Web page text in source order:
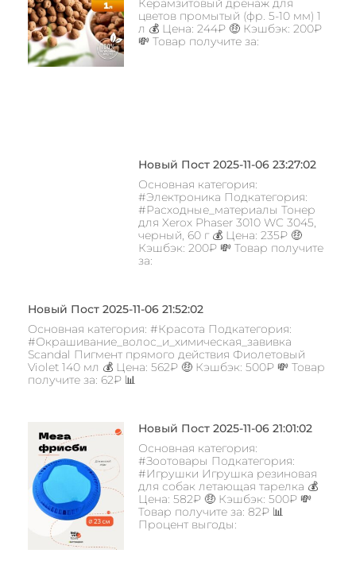
цветов промытый (фр. 5-10 мм) 1
л 💰 Цена: 244₽ 🤑 Кэшбэк: 200₽
💸 Товар получите за:
Новый Пост 2025-11-06 23:27:02
Основная категория:
#Электроника Подкатегория:
#Расходные_материалы Тонер
для Xerox Phaser 3010 WC 3045,
черный, 60 г 💰 Цена: 235₽ 🤑
Кэшбэк: 200₽ 💸 Товар получите
за:
Новый Пост 2025-11-06 21:52:02
Основная категория: #Красота Подкатегория:
#Окрашивание_волос_и_химическая_завивка
Scandal Пигмент прямого действия Фиолетовый
Violet 140 мл 💰 Цена: 562₽ 🤑 Кэшбэк: 500₽ 💸 Товар
получите за: 62₽ 📊
Новый Пост 2025-11-06 21:01:02
Основная категория:
#Зоотовары Подкатегория:
#Игрушки Игрушка резиновая
для собак летающая тарелка 💰
Цена: 582₽ 🤑 Кэшбэк: 500₽ 💸
Товар получите за: 82₽ 📊
Процент выгоды: